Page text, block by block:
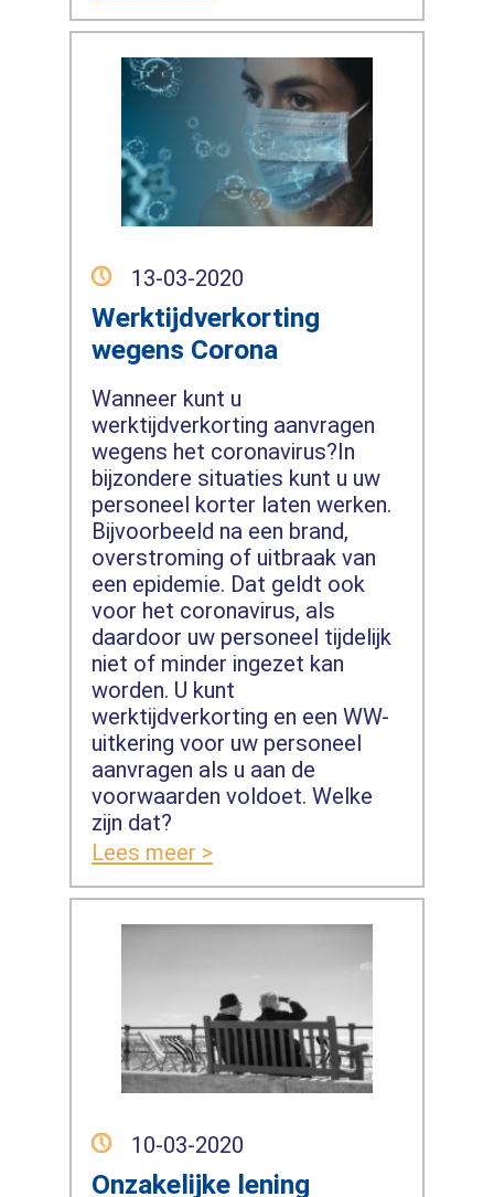
13-03-2020
Werktijdverkorting
wegens Corona
Wanneer kunt u
werktijdverkorting aanvragen
wegens het coronavirus?In
bijzondere situaties kunt u uw
personeel korter laten werken.
Bijvoorbeeld na een brand,
overstroming of uitbraak van
een epidemie. Dat geldt ook
voor het coronavirus, als
daardoor uw personeel tijdelijk
niet of minder ingezet kan
worden. U kunt
werktijdverkorting en een WW-
uitkering voor uw personeel
aanvragen als u aan de
voorwaarden voldoet. Welke
zijn dat?
Lees meer >
10-03-2020
Onzakelijke lening